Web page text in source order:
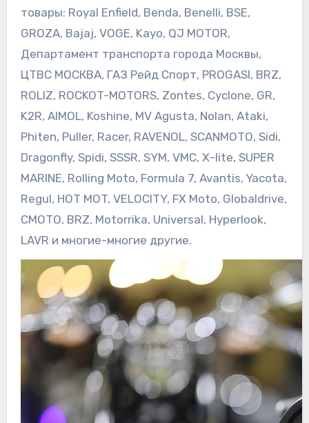
товары: Royal Enfield, Benda, Benelli, BSE,
GROZA, Bajaj, VOGE, Kayo, QJ MOTOR,
Департамент транспорта города Москвы,
ЦТВС МОСКВА, ГАЗ Рейд Спорт, PROGASI, BRZ,
ROLIZ, ROCKOT-MOTORS, Zontes, Cyclone, GR,
K2R, AIMOL, Koshine, MV Agusta, Nolan, Ataki,
Phiten, Puller, Racer, RAVENOL, SCANMOTO, Sidi,
Dragonfly, Spidi, SSSR, SYM, VMC, Х-lite, SUPER
MARINE, Rolling Moto, Formula 7, Avantis, Yacota,
Regul, HOT MOT, VELOCITY, FX Moto, Globaldrive,
CMOTO, BRZ, Motorrika, Universal, Hyperlook,
LAVR и многие-многие другие.